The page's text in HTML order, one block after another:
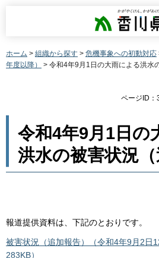
香川県
ホーム > 組織から探す > 危機事象への初動対応
年度以降）
> 令和4年9月1日の大雨による洪水
ページID：
令和4年9月1日の
洪水の被害状況（
報道提供資料は、下記のとおりです。
被害状況（追加報告）（令和4年9月2日
283KB）